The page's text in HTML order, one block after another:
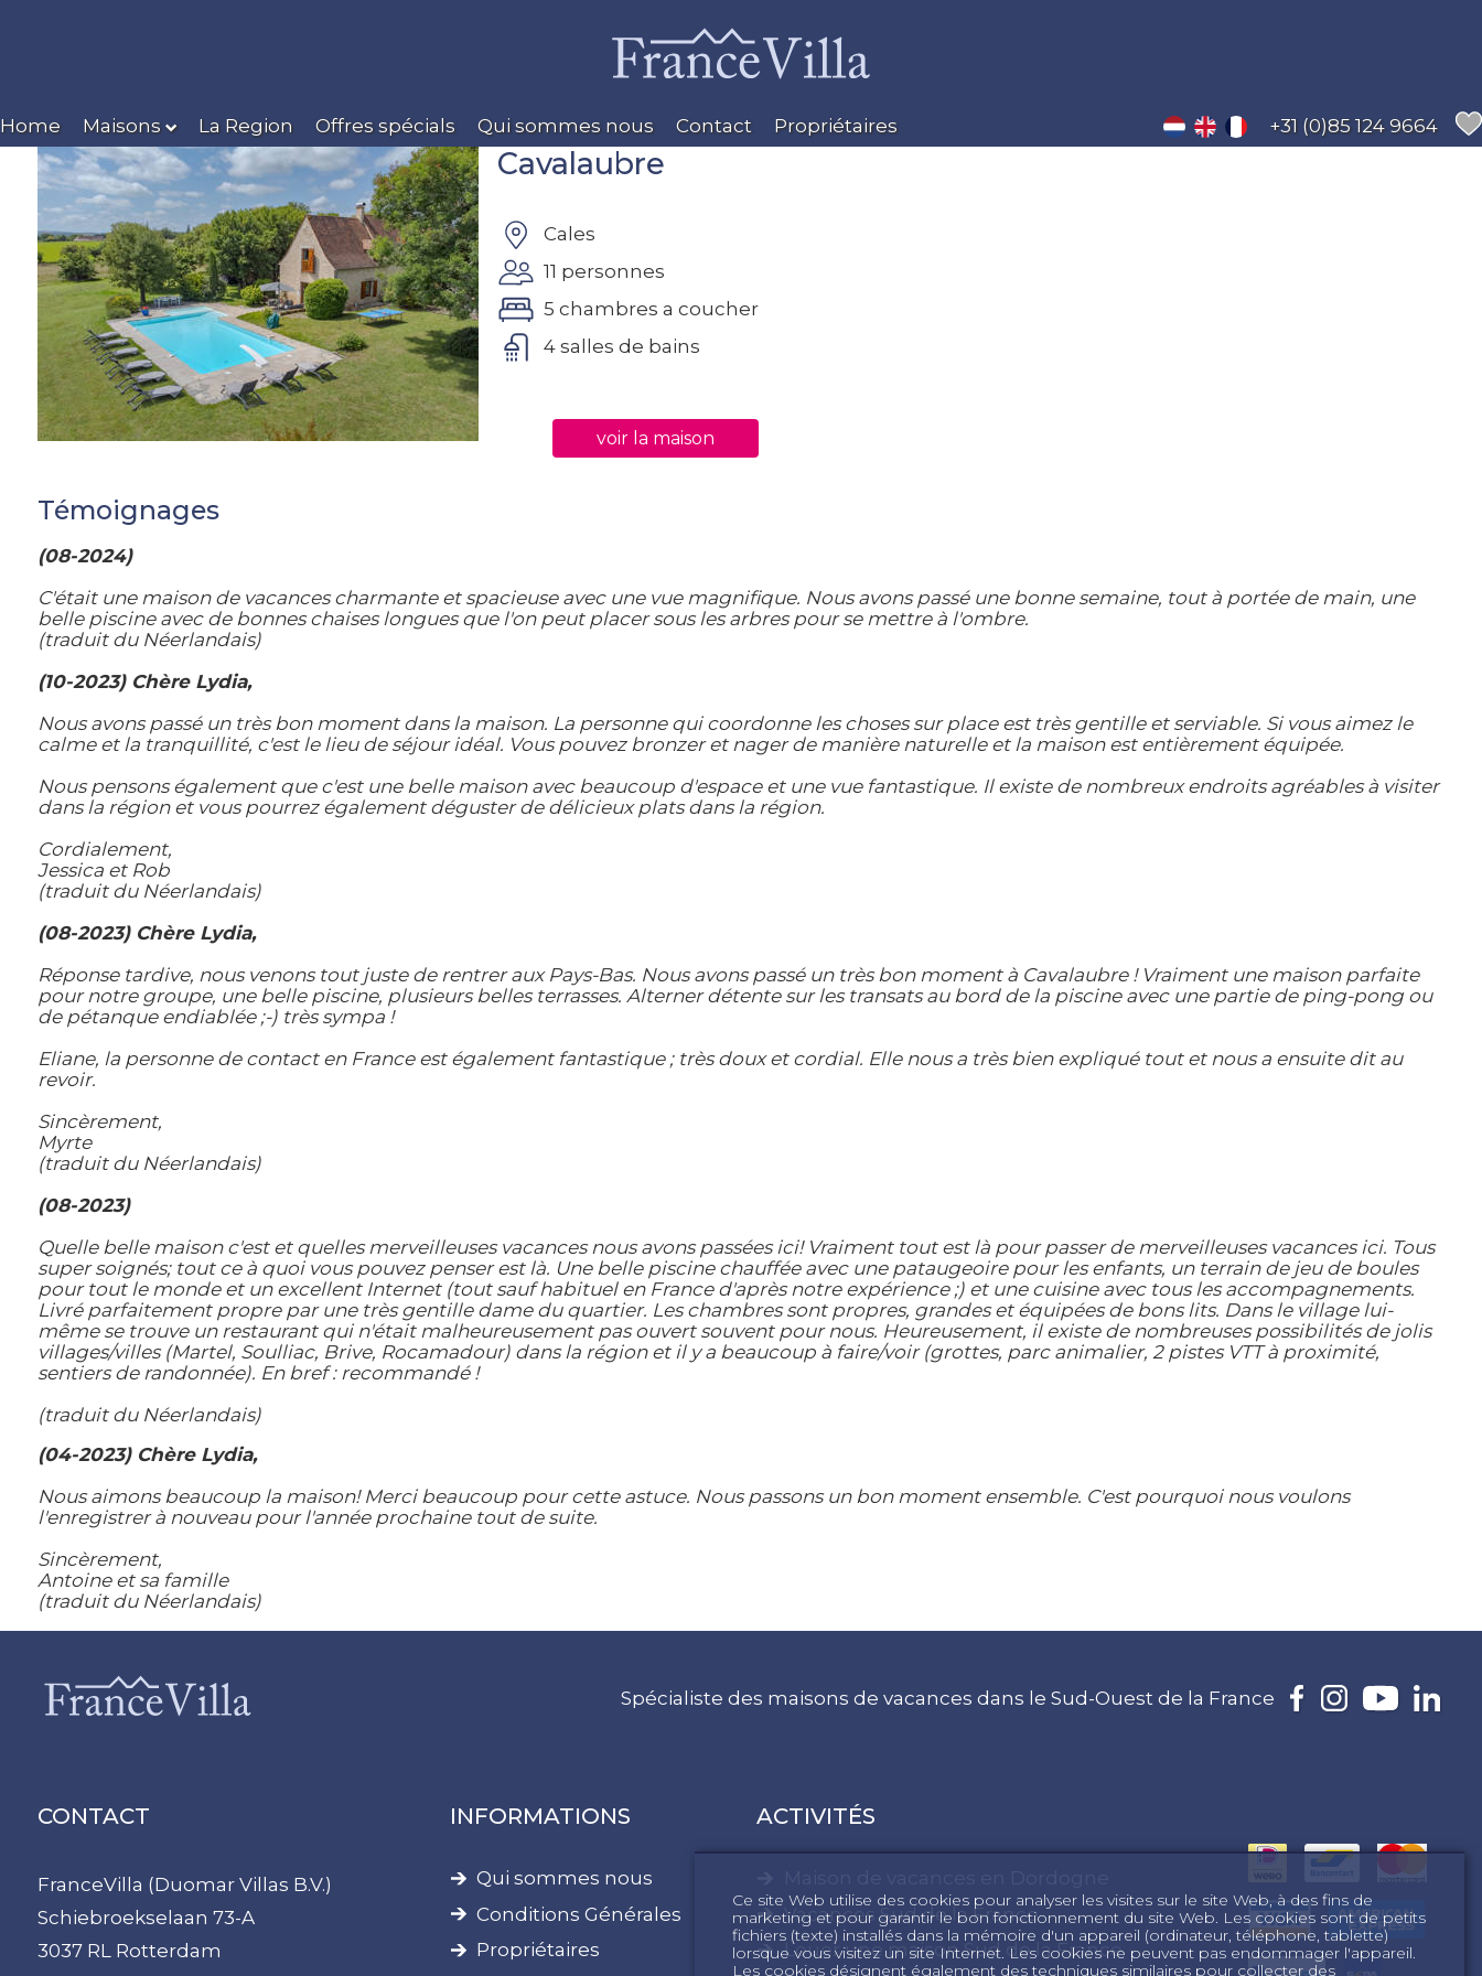
Home Maisons La Region Offres spécials Qui sommes nous Contact Propriétaires +31 (0)85 124 9664
Cavalaubre
Cales
11 personnes
5 chambres a coucher
4 salles de bains
voir la maison
Témoignages
(08-2024)
C'était une maison de vacances charmante et spacieuse avec une vue magnifique. Nous avons passé une bonne semaine, tout à portée de main, une
belle piscine avec de bonnes chaises longues que l'on peut placer sous les arbres pour se mettre à l'ombre.
(traduit du Néerlandais)
(10-2023) Chère Lydia,
Nous avons passé un très bon moment dans la maison. La personne qui coordonne les choses sur place est très gentille et serviable. Si vous aimez le
calme et la tranquillité, c'est le lieu de séjour idéal. Vous pouvez bronzer et nager de manière naturelle et la maison est entièrement équipée.
Nous pensons également que c'est une belle maison avec beaucoup d'espace et une vue fantastique. Il existe de nombreux endroits agréables à visiter
dans la région et vous pourrez également déguster de délicieux plats dans la région.
Cordialement,
Jessica et Rob
(traduit du Néerlandais)
(08-2023) Chère Lydia,
Réponse tardive, nous venons tout juste de rentrer aux Pays-Bas. Nous avons passé un très bon moment à Cavalaubre ! Vraiment une maison parfaite
pour notre groupe, une belle piscine, plusieurs belles terrasses. Alterner détente sur les transats au bord de la piscine avec une partie de ping-pong ou
de pétanque endiablée ;-) très sympa !
Eliane, la personne de contact en France est également fantastique ; très doux et cordial. Elle nous a très bien expliqué tout et nous a ensuite dit au
revoir.
Sincèrement,
Myrte
(traduit du Néerlandais)
(08-2023)
Quelle belle maison c'est et quelles merveilleuses vacances nous avons passées ici! Vraiment tout est là pour passer de merveilleuses vacances ici. Tous
super soignés; tout ce à quoi vous pouvez penser est là. Une belle piscine chauffée avec une pataugeoire pour les enfants, un terrain de jeu de boules
pour tout le monde et un excellent Internet (tout sauf habituel en France d'après notre expérience ;) et une cuisine avec tous les accompagnements.
Livré parfaitement propre par une très gentille dame du quartier. Les chambres sont propres, grandes et équipées de bons lits. Dans le village lui-
même se trouve un restaurant qui n'était malheureusement pas ouvert souvent pour nous. Heureusement, il existe de nombreuses possibilités de jolis
villages/villes (Martel, Soulliac, Brive, Rocamadour) dans la région et il y a beaucoup à faire/voir (grottes, parc animalier, 2 pistes VTT à proximité,
sentiers de randonnée). En bref : recommandé !
(traduit du Néerlandais)
(04-2023) Chère Lydia,
Nous aimons beaucoup la maison! Merci beaucoup pour cette astuce. Nous passons un bon moment ensemble. C'est pourquoi nous voulons
l'enregistrer à nouveau pour l'année prochaine tout de suite.
Sincèrement,
Antoine et sa famille
(traduit du Néerlandais)
Spécialiste des maisons de vacances dans le Sud-Ouest de la France
CONTACT
FranceVilla (Duomar Villas B.V.)
Schiebroekselaan 73-A
3037 RL Rotterdam
INFORMATIONS
Qui sommes nous
Conditions Générales
Propriétaires
ACTIVITÉS
Vacances Sud de la France
Louer une maison Sud de la France
Ce site Web utilise des cookies pour analyser les visites sur le site Web, à des fins de
marketing et pour garantir le bon fonctionnement du site Web. Les cookies sont de petits
fichiers (texte) installés dans la mémoire d'un appareil (ordinateur, téléphone, tablette)
lorsque vous visitez un site Internet. Les cookies ne peuvent pas endommager l'appareil.
Les cookies désignent également des techniques similaires pour collecter des